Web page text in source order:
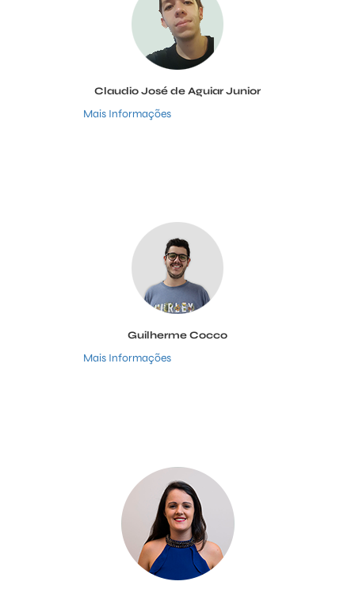
Claudio José de Aguiar Junior
Mais Informações
Guilherme Cocco
Mais Informações